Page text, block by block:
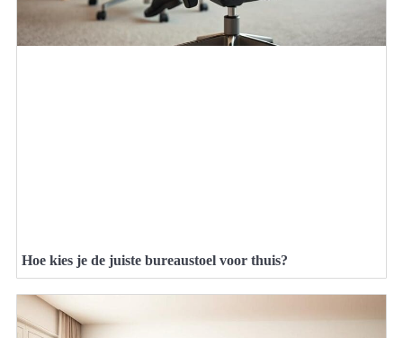
Hoe kies je de juiste bureaustoel voor thuis?